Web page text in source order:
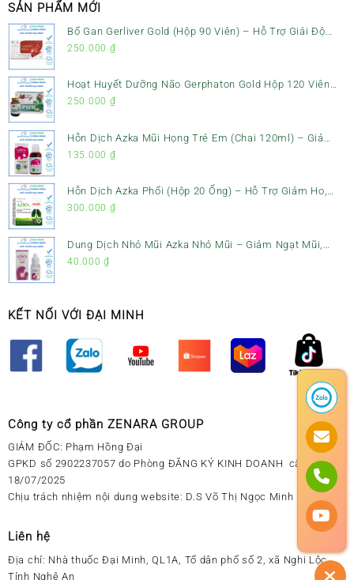
SẢN PHẨM MỚI
Bổ Gan Gerliver Gold (Hộp 90 Viên) – Hỗ Trợ Giải Độc
Gan, Mát Gan & Bảo Vệ Gan
250.000 ₫
Hoạt Huyết Dưỡng Não Gerphaton Gold Hộp 120 Viên
– Giảm Đau Đầu, Hoa Mắt, Chóng Mặt & Rối Loạn Tiền
250.000 ₫
Hỗn Dịch Azka Mũi Họng Trẻ Em (Chai 120ml) – Giảm
Ho, Tiêu Đờm & Đau Rát Họng
135.000 ₫
Hỗn Dịch Azka Phổi (Hộp 20 Ống) – Hỗ Trợ Giảm Ho,
Tiêu Đờm & Bổ Phổi
300.000 ₫
Dung Dịch Nhỏ Mũi Azka Nhỏ Mũi – Giảm Ngạt Mũi,
Sổ Mũi Cho Trẻ Sơ Sinh
40.000 ₫
KẾT NỐI VỚI ĐẠI MINH
Công ty cổ phần ZENARA GROUP
GIÁM ĐỐC: Phạm Hồng Đại
GPKD số 2902237057 do Phòng ĐĂNG KÝ KINH DOANH cấp ngày
18/07/2025
Chịu trách nhiệm nội dung website: D.S Võ Thị Ngọc Minh
Liên hệ
Địa chỉ: Nhà thuốc Đại Minh, QL1A, Tổ dân phố số 2, xã Nghi Lộc,
Tỉnh Nghệ An